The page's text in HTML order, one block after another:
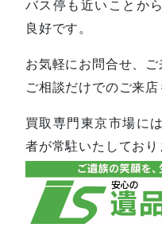
バス停も近いことか
良好です。
お気軽にお問合せ、ご
ご相談だけでのご来店
買取専門東京市場に
者が常駐いたしており